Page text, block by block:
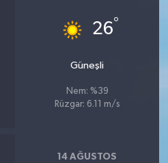
26°
Güneşli
Nem: %39
Rüzgar: 6.11 m/s
14 AĞUSTOS